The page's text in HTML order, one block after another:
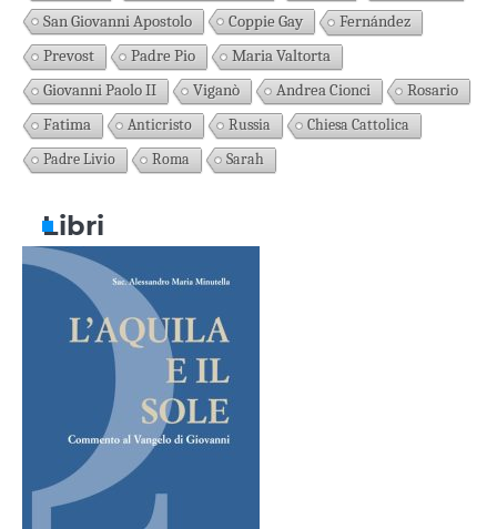
San Giovanni Apostolo
Coppie Gay
Fernández
Prevost
Padre Pio
Maria Valtorta
Giovanni Paolo II
Viganò Andrea Cionci
Rosario
Fatima
Anticristo Russia
Chiesa Cattolica
Padre Livio
Roma Sarah
Libri